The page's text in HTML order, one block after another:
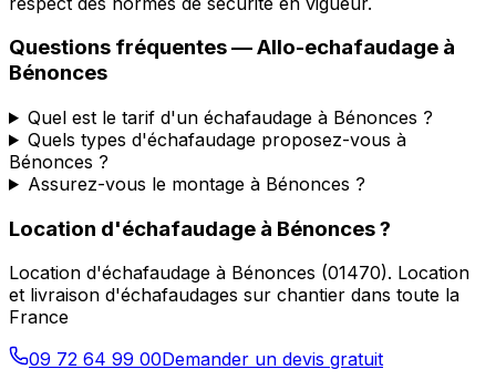
Questions fréquentes —Allo-echafaudage à
Bénonces
Quel est le tarif d'un échafaudage à Bénonces ?
Quels types d'échafaudage proposez-vous à
Bénonces ?
Assurez-vous le montage à Bénonces ?
Location d'échafaudage à Bénonces?
Location d'échafaudage à Bénonces (01470). Location
et livraison d'échafaudages sur chantier dans toute la
France
09 72 64 99 00Demander un devis gratuit